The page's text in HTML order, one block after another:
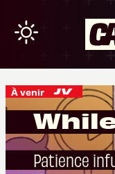
À venir
Patience